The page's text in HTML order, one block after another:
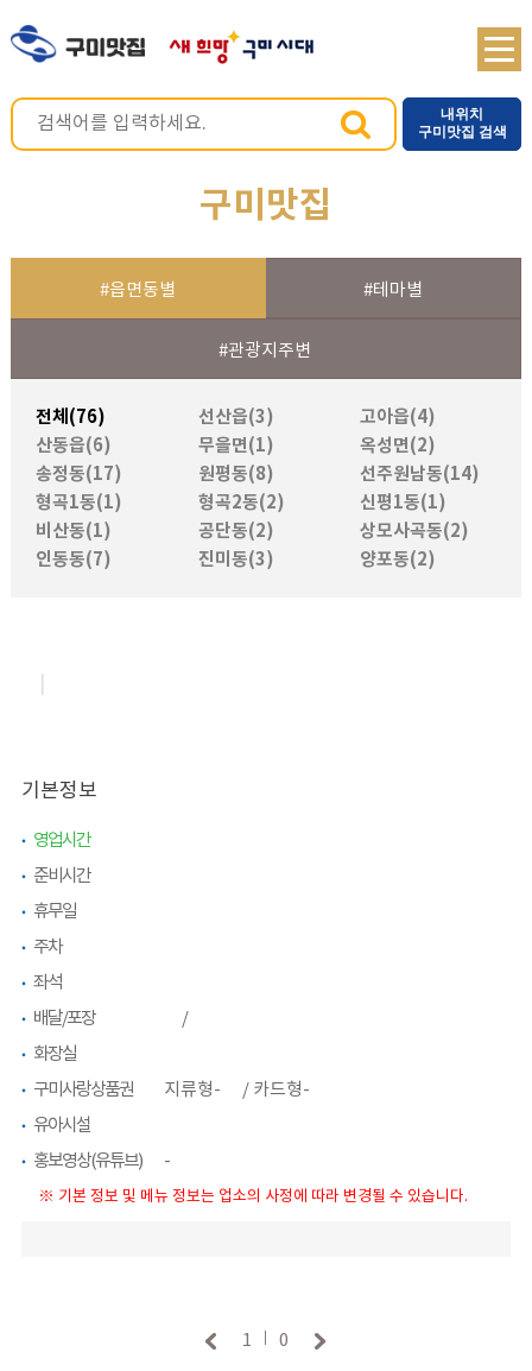
내위치
구미맛집 검색
구미맛집
#읍면동별 #테마별
#관광지주변
전체(76) 선산읍(3)
고아읍(4)
산동읍(6)
무을면(1)
옥성면(2)
송정동(17)
원평동(8)
선주원남동(14)
형곡1동(1)
형곡2동(2)
신평1동(1)
비산동(1)
공단동(2)
상모사곡동(2)
인동동(7)
진미동(3) 양포동(2)
1 0
기본정보
영업시간
준비시간
휴무일
주차
좌석
배달/포장
/
화장실
구미사랑상품권
지류형- / 카드형-
유아시설
홍보영상(유튜브)
-
※ 기본 정보 및 메뉴 정보는 업소의 사정에 따라 변경될 수 있습니다.